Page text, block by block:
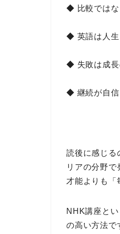
◆ 比較ではな
◆ 英語は人生
◆ 失敗は成長
◆ 継続が自信
読後に感じる
リアの分野
才能よりも
NHK講座と
の高い方法で